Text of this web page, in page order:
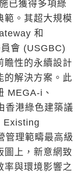
已獲得多項綠
範。其超大規模
和
會 (USGBC)
瞻性的永續設計
的解決方案。此
MEGA-i、
香港綠色建築議
Existing
管理範疇最高級
圖上，新意網致
率與環境影響之